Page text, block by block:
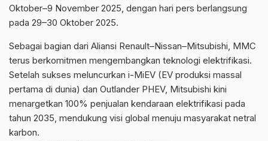
Oktober–9 November 2025, dengan hari pers berlangsung
pada 29–30 Oktober 2025.
Sebagai bagian dari Aliansi Renault–Nissan–Mitsubishi, MMC
terus berkomitmen mengembangkan teknologi elektrifikasi.
Setelah sukses meluncurkan i-MiEV (EV produksi massal
pertama di dunia) dan Outlander PHEV, Mitsubishi kini
menargetkan 100% penjualan kendaraan elektrifikasi pada
tahun 2035, mendukung visi global menuju masyarakat netral
karbon.